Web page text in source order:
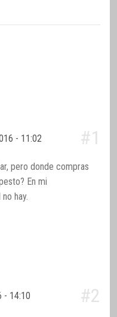
- 11:02 #1
pero donde compras
En mi
hay.
- 14:10 #2